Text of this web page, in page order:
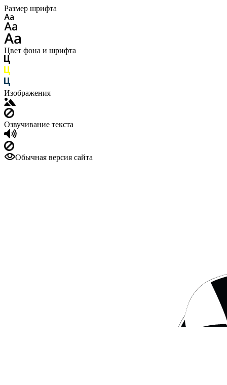
Размер шрифта
Цвет фона и шрифта
Изображения
Озвучивание текста
Обычная версия сайта